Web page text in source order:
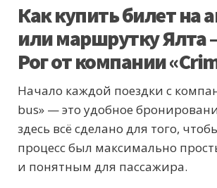
Как купить билет на
или маршрутку Ялта
Рог от компании
Начало каждой поездки с
bus» — это удобное
здесь всё сделано для того,
процесс был максимально
и понятным для пассажира.